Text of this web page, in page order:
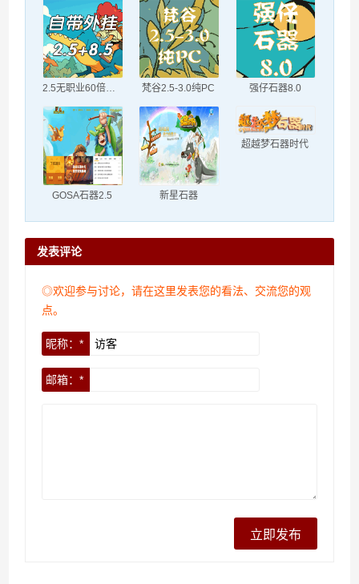
梵谷2.5-3.0纯PC 强仔石器8.0
GOSA石器2.5 新星石器
超越梦石器时代
发表评论
◎欢迎参与讨论，请在这里发表您的看法、交流您的观
点。
昵称：*
邮箱：*